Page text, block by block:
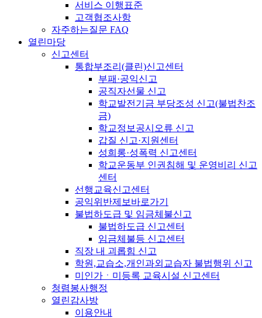
서비스 이행표준
고객협조사항
자주하는질문 FAQ
열린마당
신고센터
통합부조리(클린)신고센터
부패·공익신고
공직자선물 신고
학교발전기금 부당조성 신고(불법찬조
금)
학교정보공시오류 신고
갑질 신고·지원센터
성희롱·성폭력 신고센터
학교운동부 인권침해 및 운영비리 신고
센터
선행교육신고센터
공익위반제보바로가기
불법하도급 및 임금체불신고
불법하도급 신고센터
임금체불등 신고센터
직장 내 괴롭힘 신고
학원,교습소,개인과외교습자 불법행위 신고
미인가ㆍ미등록 교육시설 신고센터
청렴봉사행정
열린감사방
이용안내